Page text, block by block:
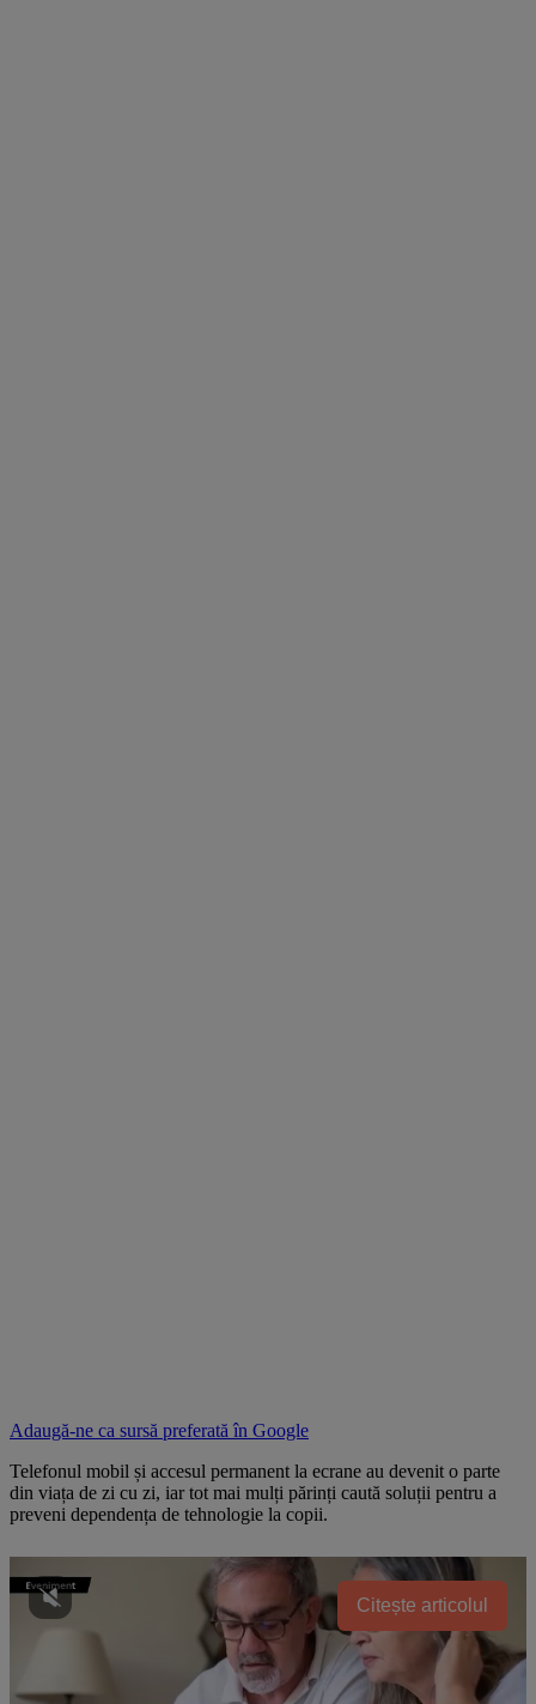
Adaugă-ne ca sursă preferată în Google
Telefonul mobil și accesul permanent la ecrane au devenit o parte
din viața de zi cu zi, iar tot mai mulți părinți caută soluții pentru a
preveni dependența de tehnologie la copii.
Citește articolul